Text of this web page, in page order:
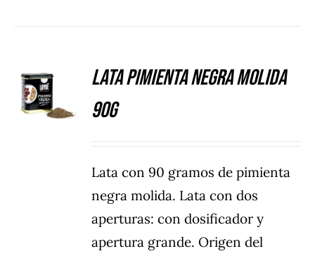
DETALLES
Lata Pimienta negra molida
90g
Lata con 90 gramos de pimienta
negra molida. Lata con dos
aperturas: con dosificador y
apertura grande. Origen del